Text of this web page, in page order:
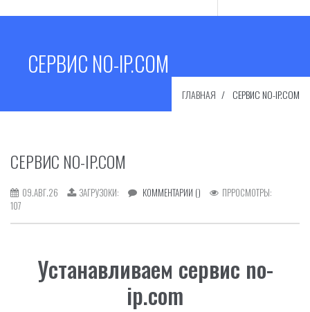
СЕРВИС NO-IP.COM
ГЛАВНАЯ СЕРВИС NO-IP.COM
СЕРВИС NO-IP.COM
09.АВГ.26 ЗАГРУЗОКИ: КОММЕНТАРИИ ()
ПРРОСМОТРЫ:
107
Устанавливаем сервис no-
ip.com